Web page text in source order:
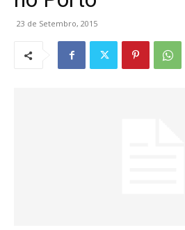
23 de Setembro, 2015